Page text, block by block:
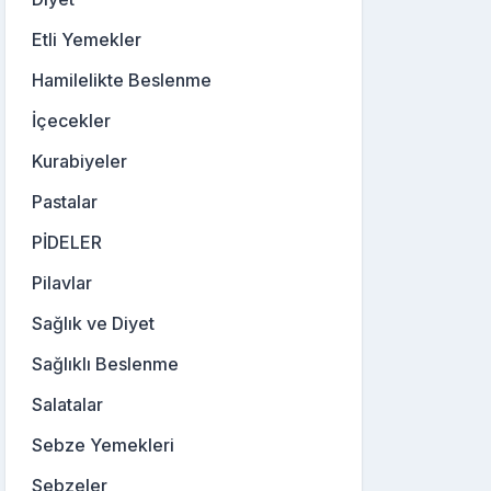
Etli Yemekler
Hamilelikte Beslenme
İçecekler
Kurabiyeler
Pastalar
PİDELER
Pilavlar
Sağlık ve Diyet
Sağlıklı Beslenme
Salatalar
Sebze Yemekleri
Sebzeler